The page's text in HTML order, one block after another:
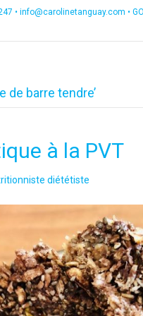
• info@carolinetanguay.com •
de barre tendre’
à la PVT
diététiste